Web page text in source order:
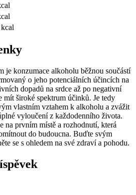
je konzumace alkoholu běžnou součástí
o jeho potenciálních účincích na
dopadů na srdce až po negativní
široké spektrum účinků. Je tedy
vlastním vztahem k alkoholu a zvážit
vyloučení z každodenního života.
na prvním místě a rozhodnutí, která
do budoucna. Buďte svým
se s ohledem na své zdraví a pohodu.